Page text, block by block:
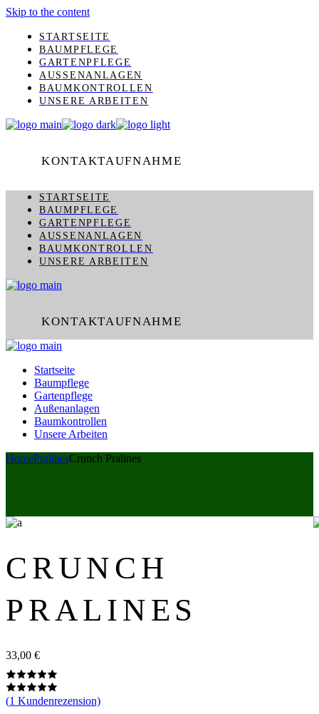
Skip to the content
STARTSEITE
BAUMPFLEGE
GARTENPFLEGE
AUSSENANLAGEN
BAUMKONTROLLEN
UNSERE ARBEITEN
KONTAKTAUFNAHME
STARTSEITE
BAUMPFLEGE
GARTENPFLEGE
AUSSENANLAGEN
BAUMKONTROLLEN
UNSERE ARBEITEN
KONTAKTAUFNAHME
Startseite
Baumpflege
Gartenpflege
Außenanlagen
Baumkontrollen
Unsere Arbeiten
HomePralinesCrunch Pralines
CRUNCH
PRALINES
33,00 €
(1 Kundenrezension)